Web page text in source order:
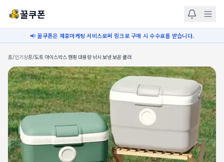
꿀쿠폰
📢 꿀쿠폰은 제휴마케팅 서비스로써 링크로 구매 시 수수료를 받습니다.
홈/인기상품/도트 아이스박스 캠핑 대용량 낚시 보냉 보온 쿨러